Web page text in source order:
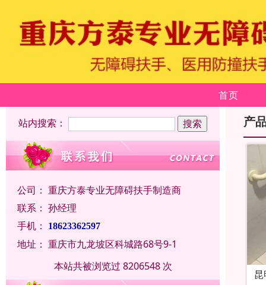
首页
站内搜索：
公司： 重庆方泰专业无障碍扶手制造商
联系： 孙经理
手机：
18623362597
地址： 重庆市九龙坡区科城路68号9-1
本站共被浏览过 8206548 次
产